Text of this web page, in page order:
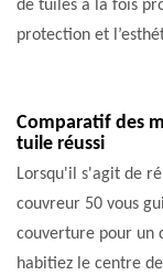
de tuiles à la fois
protection et
Comparatif des
tuile réussi
Lorsqu'il s'agit de
couvreur 50 vous
couverture pour un
habitiez le centre